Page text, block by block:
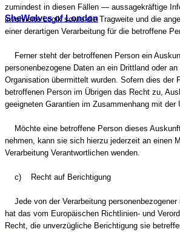
SheWolves of London
zumindest in diesen Fällen — aussagekräftige
involvierte Logik sowie die Tragweite und die
einer derartigen Verarbeitung für die betroffene
Ferner steht der betroffenen Person ein
personenbezogene Daten an ein Drittland oder
Organisation übermittelt wurden. Sofern dies der
betroffenen Person im Übrigen das Recht zu,
geeigneten Garantien im Zusammenhang mit der
Möchte eine betroffene Person dieses
nehmen, kann sie sich hierzu jederzeit an einen
Verarbeitung Verantwortlichen wenden.
c) Recht auf Berichtigung
Jede von der Verarbeitung personenbezogener
hat das vom Europäischen Richtlinien- und
Recht, die unverzügliche Berichtigung sie